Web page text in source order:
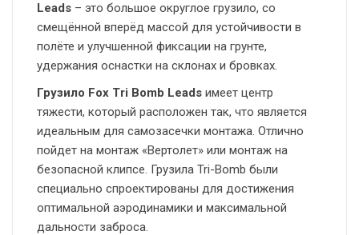
Leads – это большое округлое грузило, со
смещённой вперёд массой для устойчивости в
полёте и улучшенной фиксации на грунте,
удержания оснастки на склонах и бровках.
Грузило Fox Tri Bomb Leads имеет центр
тяжести, который расположен так, что является
идеальным для самозасечки монтажа. Отлично
пойдет на монтаж «Вертолет» или монтаж на
безопасной клипсе. Грузила Tri-Bomb были
специально спроектированы для достижения
оптимальной аэродинамики и максимальной
дальности заброса.